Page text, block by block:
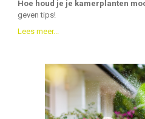
Hoe houd je je kamerplanten
geven tips!
Lees meer...